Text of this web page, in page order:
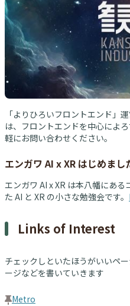
「よりひろいフロントエンド」
は、フロントエンドを中心によ
軽にお問い合わせください。
エンガワ AI x XR はじめまし
エンガワ AI x XR は本八幡にあ
た AI と XR の小さな勉強会です。
Links of Interest
チェックしといたほうがいいペ
ージなどを書いていきます
Metro